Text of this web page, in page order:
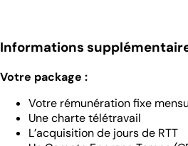
Informations
Votre package :
Votre rémunération fixe
Une charte télétravail
L’acquisition de jours de RTT